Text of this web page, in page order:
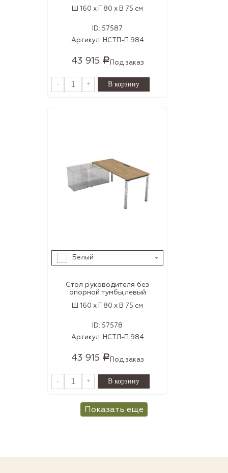
Ш 160 x Г 80 x В 75 см
ID: 57587
Артикул: НСТП-П.984
43 915 Р Под заказ
- +
Белый
Стол руководителя без
опорной тумбы,левый
Ш 160 x Г 80 x В 75 см
ID: 57578
Артикул: НСТЛ-П.984
43 915 Р Под заказ
- +
Показать еще